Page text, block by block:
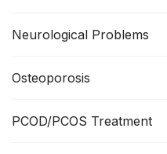
Neurological Problems
Osteoporosis
PCOD/PCOS Treatment